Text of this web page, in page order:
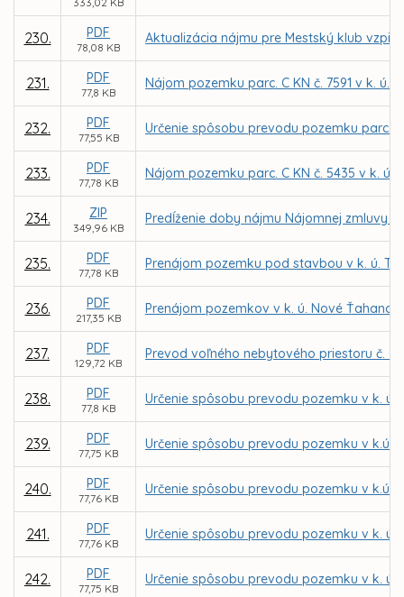
230. PDF
78,08 KB
Aktualizácia nájmu pre Mestský klub
231. PDF
77,8 KB
Nájom pozemku parc. C KN č. 7591 v k.
232. PDF
77,55 KB
Určenie spôsobu prevodu pozemku parc.
233. PDF
77,78 KB
Nájom pozemku parc. C KN č. 5435 v k.
234. ZIP
349,96 KB
Predĺženie doby nájmu Nájomnej zmluvy
235. PDF
77,78 KB
Prenájom pozemku pod stavbou v k. ú.
236. PDF
217,35 KB
Prenájom pozemkov v k. ú. Nové
237. PDF
129,72 KB
Prevod voľného nebytového priestoru č. -
238. PDF
77,8 KB
Určenie spôsobu prevodu pozemku v k.
239. PDF
77,75 KB
Určenie spôsobu prevodu pozemku v k.ú.
240. PDF
77,76 KB
Určenie spôsobu prevodu pozemku v k.ú.
241. PDF
77,76 KB
Určenie spôsobu prevodu pozemku v k.
242. PDF
77,75 KB
Určenie spôsobu prevodu pozemku v k.